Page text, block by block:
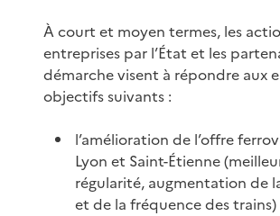
À court et moyen termes, les
entreprises par l’État et les
démarche visent à répondre aux
objectifs suivants :
l’amélioration de l’offre
Lyon et Saint-Étienne
régularité, augmentation de
et de la fréquence des trains)